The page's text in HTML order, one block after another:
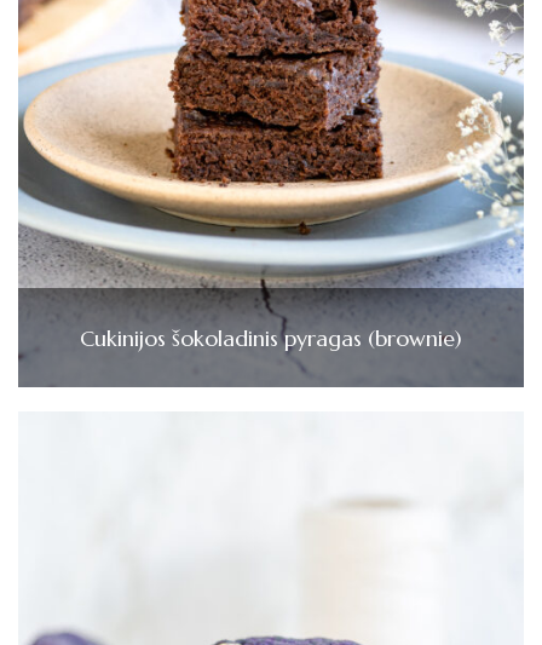
Cukinijos šokoladinis pyragas (brownie)